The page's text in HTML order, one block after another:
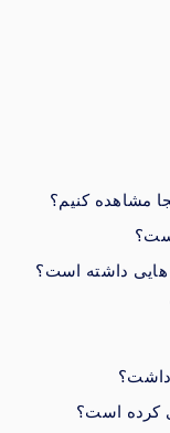
مشاهده کنیم؟
هایی داشته است؟
داشت؟
کرده است؟